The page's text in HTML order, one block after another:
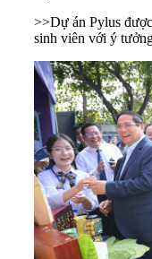
>>Dự án Pylus
sinh viên với ý